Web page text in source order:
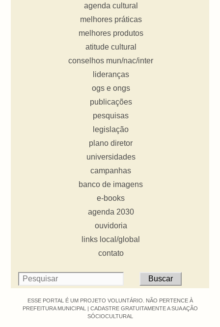
agenda cultural
melhores práticas
melhores produtos
atitude cultural
conselhos mun/nac/inter
lideranças
ogs e ongs
publicações
pesquisas
legislação
plano diretor
universidades
campanhas
banco de imagens
e-books
agenda 2030
ouvidoria
links local/global
contato
ESSE PORTAL É UM PROJETO VOLUNTÁRIO. NÃO PERTENCE À
PREFEITURA MUNICIPAL | CADASTRE GRATUITAMENTE A SUA AÇÃO
SÓCIOCULTURAL